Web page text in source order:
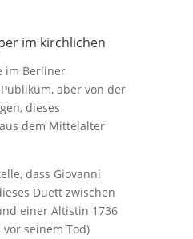
im kirchlichen
im Berliner
aber von der
dieses
dem Mittelalter
dass Giovanni
Duett zwischen
einer Altistin 1736
seinem Tod)